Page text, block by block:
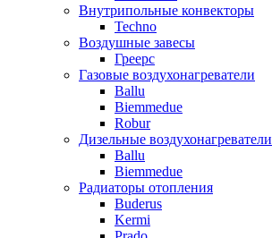
Внутрипольные конвекторы
Techno
Воздушные завесы
Греерс
Газовые воздухонагреватели
Ballu
Biemmedue
Robur
Дизельные воздухонагреватели
Ballu
Biemmedue
Радиаторы отопления
Buderus
Kermi